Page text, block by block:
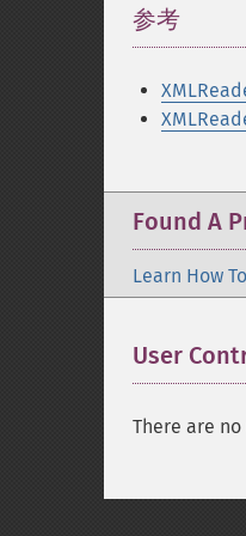
参考
Found A
Learn How
User
There are